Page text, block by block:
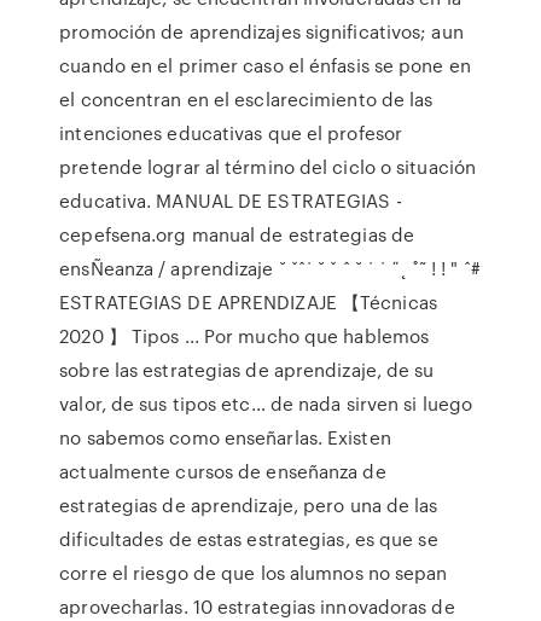
promoción de aprendizajes significativos; aun
cuando en el primer caso el énfasis se pone en
el concentran en el esclarecimiento de las
intenciones educativas que el profesor
pretende lograr al término del ciclo o situación
educativa. MANUAL DE ESTRATEGIAS -
cepefsena.org manual de estrategias de
ensÑeanza / aprendizaje ˘ ˇˆ˙ ˘ ˇ ˆ ˘ ˙ ˙ ˝˛ ˚˜ ! ! " ˆ#
ESTRATEGIAS DE APRENDIZAJE 【Técnicas
2020 】 Tipos ... Por mucho que hablemos
sobre las estrategias de aprendizaje, de su
valor, de sus tipos etc… de nada sirven si luego
no sabemos como enseñarlas. Existen
actualmente cursos de enseñanza de
estrategias de aprendizaje, pero una de las
dificultades de estas estrategias, es que se
corre el riesgo de que los alumnos no sepan
aprovecharlas. 10 estrategias innovadoras de